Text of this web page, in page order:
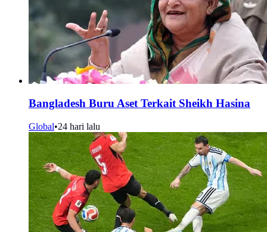
Bangladesh Buru Aset Terkait Sheikh Hasina
Global•24 hari lalu